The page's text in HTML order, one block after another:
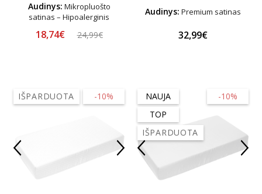
Audinys: Mikropluošto
satinas – Hipoalerginis
18,74€ 24,99€
Audinys: Premium satinas
32,99€
-10%
IŠPARDUOTA -10%
NAUJA
TOP
IŠPARDUOTA